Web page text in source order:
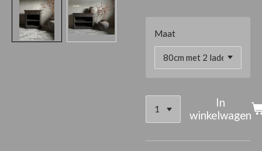
Maat
In
winkelwagen